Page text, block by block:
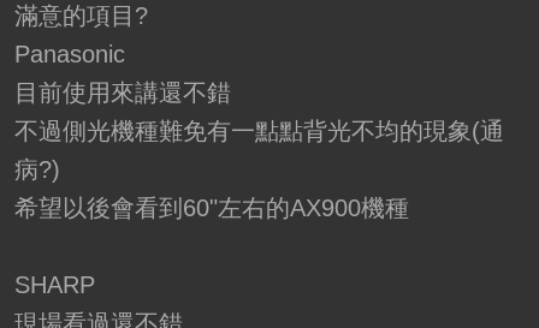
滿意的項目?
Panasonic
目前使用來講還不錯
不過側光機種難免有一點點背光不均的現象(通
病?)
希望以後會看到60"左右的AX900機種
SHARP